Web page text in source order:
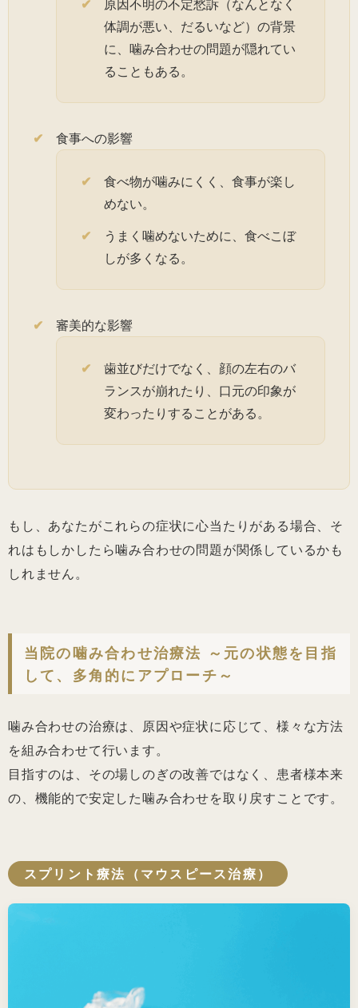
体調が悪い、だるいなど）の背景
に、噛み合わせの問題が隠れてい
ることもある。
食事への影響
食べ物が噛みにくく、食事が楽し
めない。
うまく噛めないために、食べこぼ
しが多くなる。
審美的な影響
歯並びだけでなく、顔の左右のバ
ランスが崩れたり、口元の印象が
変わったりすることがある。
もし、あなたがこれらの症状に心当たりがある場合、そ
れはもしかしたら噛み合わせの問題が関係しているかも
しれません。
当院の噛み合わせ治療法 ～元の状態を目指
して、多角的にアプローチ～
噛み合わせの治療は、原因や症状に応じて、様々な方法
を組み合わせて行います。
目指すのは、その場しのぎの改善ではなく、患者様本来
の、機能的で安定した噛み合わせを取り戻すことです。
スプリント療法（マウスピース治療）